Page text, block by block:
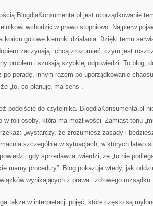
BlogdlaKonsumenta.pl jest uporządkowanie
wchodzić w prawo stopniowo. Najpierw
końcu gotowe kierunki działania. Dzięki temu
zaczynają i chcą zrozumieć, czym jest
problem i szukają szybkiej odpowiedzi. To blog,
po poradę, innym razem po uporządkowanie
„to, co planuję, ma sens”.
podejście do czytelnika. BlogdlaKonsumenta.pl
w roli osoby, która ma możliwości. Zamiast tonu
„wystarczy, że zrozumiesz zasady i
szczególnie w sytuacjach, w których łatwo
gdy sprzedawca twierdzi, że „to nie
mamy procedury”. Blog pokazuje wtedy, jak
wynikających z prawa i zdrowego rozsądku.
także w interpretacji pojęć, które często są